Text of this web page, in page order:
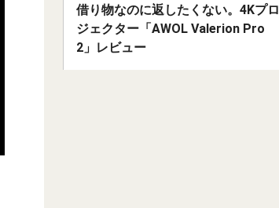
借り物なのに返したくない。4Kプロ
ジェクター「AWOL Valerion Pro
2」レビュー